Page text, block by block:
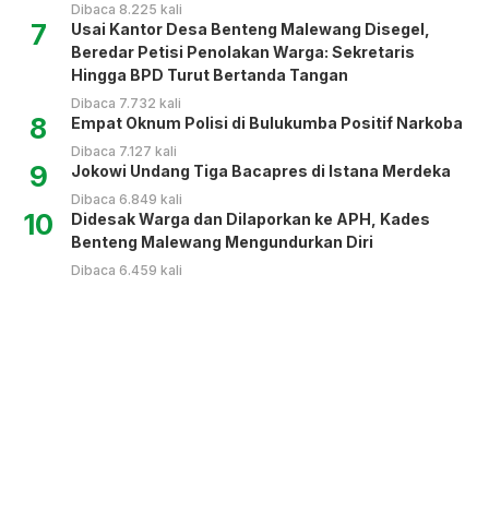
Dibaca 8.225 kali
7
Usai Kantor Desa Benteng Malewang Disegel,
Beredar Petisi Penolakan Warga: Sekretaris
Hingga BPD Turut Bertanda Tangan
Dibaca 7.732 kali
8 Empat Oknum Polisi di Bulukumba Positif Narkoba
Dibaca 7.127 kali
9 Jokowi Undang Tiga Bacapres di Istana Merdeka
Dibaca 6.849 kali
10
Didesak Warga dan Dilaporkan ke APH, Kades
Benteng Malewang Mengundurkan Diri
Dibaca 6.459 kali